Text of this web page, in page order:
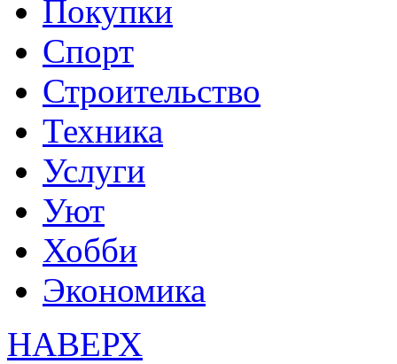
Покупки
Спорт
Строительство
Техника
Услуги
Уют
Хобби
Экономика
НАВЕРХ